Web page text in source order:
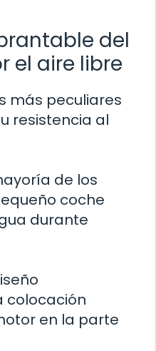
del
el aire libre
más peculiares
resistencia al
de los
coche
durante
colocación
en la parte